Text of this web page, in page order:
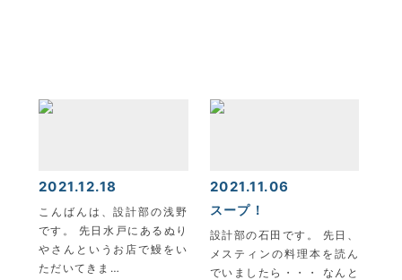
2021.12.18
こんばんは、設計部の浅野
です。 先日水戸にあるぬり
やさんというお店で鰻をい
ただいてきま…
2021.11.06
スープ！
設計部の石田です。 先日、
メスティンの料理本を読ん
でいましたら・・・ なんと